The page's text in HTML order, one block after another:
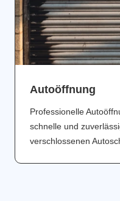
Аutoöffnung
Professionelle
schnelle und
verschlossenen